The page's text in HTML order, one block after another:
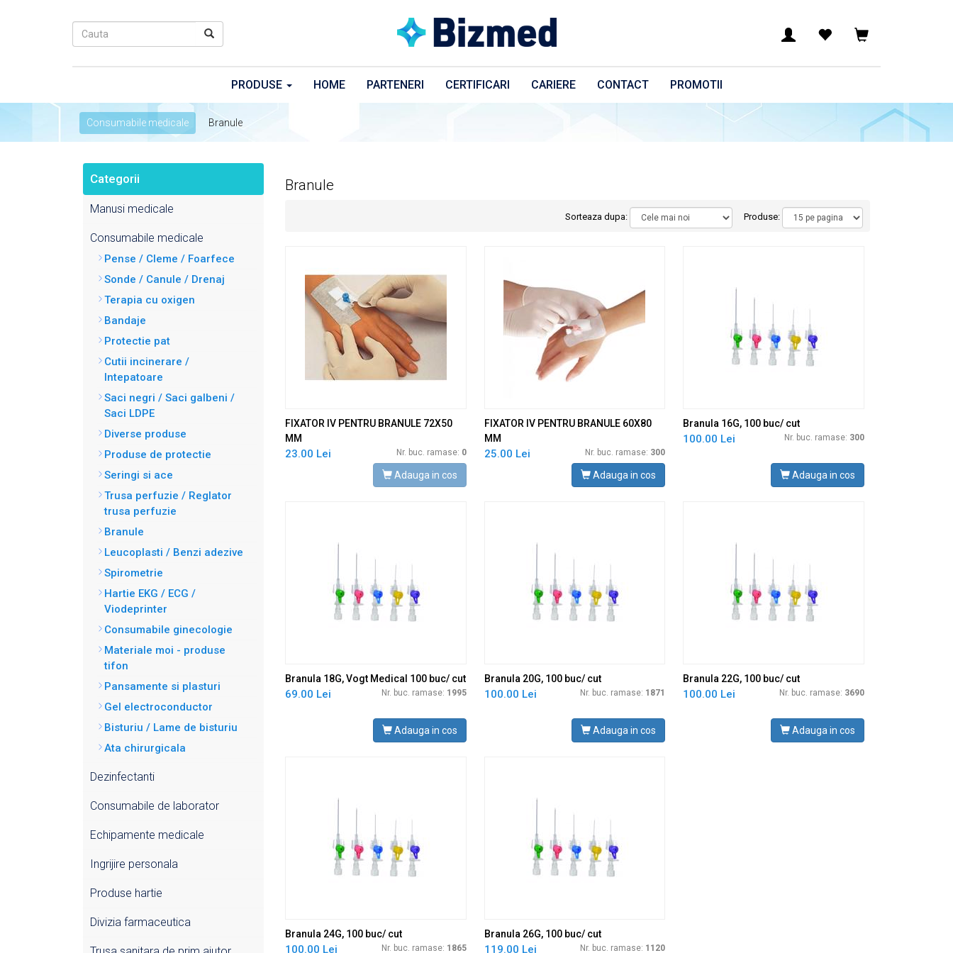
PRODUSE HOME PARTENERI CERTIFICARI CARIERE CONTACT PROMOTII
Consumabile medicale Branule
Categorii
Manusi medicale
Consumabile medicale
Pense / Cleme / Foarfece
Sonde / Canule / Drenaj
Terapia cu oxigen
Bandaje
Protectie pat
Cutii incinerare /
Intepatoare
Saci negri / Saci galbeni /
Saci LDPE
Diverse produse
Produse de protectie
Seringi si ace
Trusa perfuzie / Reglator
trusa perfuzie
Branule
Leucoplasti / Benzi adezive
Spirometrie
Hartie EKG / ECG /
Viodeprinter
Consumabile ginecologie
Materiale moi - produse
tifon
Pansamente si plasturi
Gel electroconductor
Bisturiu / Lame de bisturiu
Ata chirurgicala
Dezinfectanti
Consumabile de laborator
Echipamente medicale
Ingrijire personala
Produse hartie
Divizia farmaceutica
Branule
Produse:
Sorteaza dupa:
FIXATOR IV PENTRU BRANULE 72X50
MM
23.00 Lei Nr. buc. ramase: 0
Adauga in cos
FIXATOR IV PENTRU BRANULE 60X80
MM
25.00 Lei Nr. buc. ramase: 300
Adauga in cos
Branula 16G, 100 buc/ cut
100.00 Lei Nr. buc. ramase: 300
Adauga in cos
Branula 18G, Vogt Medical 100 buc/ cut
69.00 Lei Nr. buc. ramase: 1995
Adauga in cos
Branula 20G, 100 buc/ cut
100.00 Lei Nr. buc. ramase: 1871
Adauga in cos
Branula 22G, 100 buc/ cut
100.00 Lei Nr. buc. ramase: 3690
Adauga in cos
Branula 24G, 100 buc/ cut
100.00 Lei Nr. buc. ramase: 1865
Branula 26G, 100 buc/ cut
119.00 Lei Nr. buc. ramase: 1120